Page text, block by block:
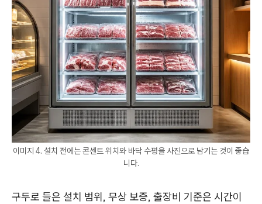
이미지 4. 설치 전에는 콘센트 위치와 바닥 수평을 사진으로 남기는 것이 좋습
니다.
구두로 들은 설치 범위, 무상 보증, 출장비 기준은 시간이